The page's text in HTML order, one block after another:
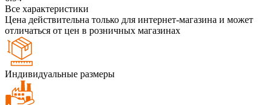
Все характеристики
Цена действительна только для интернет-магазина и может
отличаться от цен в розничных магазинах
Индивидуальные размеры